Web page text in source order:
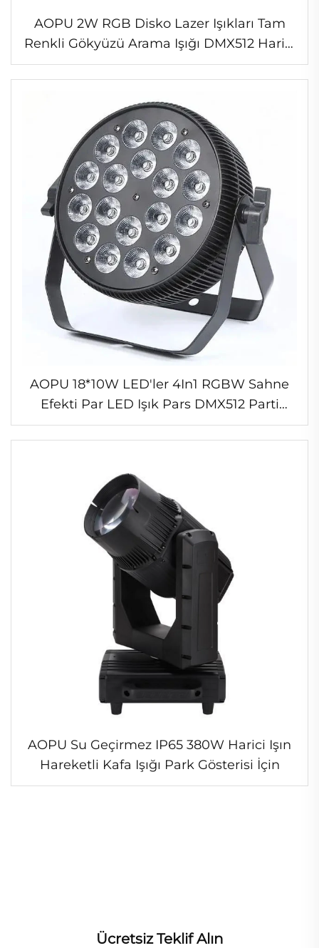
AOPU 2W RGB Disko Lazer Işıkları Tam
Renkli Gökyüzü Arama Işığı DMX512 Harici
Mekan Gökyüzü Lazer Işığı Park Düğün
İçin
AOPU 18*10W LED'ler 4In1 RGBW Sahne
Efekti Par LED Işık Pars DMX512 Parti
Kulüp Disko Işığı Gece Kulübü
AOPU Su Geçirmez IP65 380W Harici Işın
Hareketli Kafa Işığı Park Gösterisi İçin
Ücretsiz Teklif Alın